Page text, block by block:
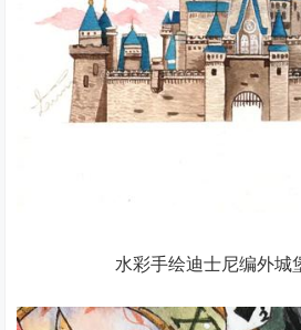
水彩手绘迪士尼编外城